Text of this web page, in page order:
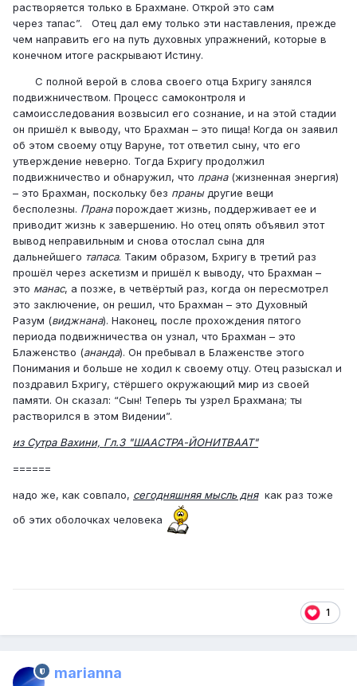
растворяется только в Брахмане. Открой это сам
через тапас”. Отец дал ему только эти наставления, прежде
чем направить его на путь духовных упражнений, которые в
конечном итоге раскрывают Истину.
С полной верой в слова своего отца Бхригу занялся
подвижничеством. Процесс самоконтроля и
самоисследования возвысил его сознание, и на этой стадии
он пришёл к выводу, что Брахман – это пища! Когда он заявил
об этом своему отцу Варуне, тот ответил сыну, что его
утверждение неверно. Тогда Бхригу продолжил
подвижничество и обнаружил, что прана(жизненная энергия)
– это Брахман, поскольку без праныдругие вещи
бесполезны. Пранапорождает жизнь, поддерживает ее и
приводит жизнь к завершению. Но отец опять объявил этот
вывод неправильным и снова отослал сына для
дальнейшего тапаса. Таким образом, Бхригу в третий раз
прошёл через аскетизм и пришёл к выводу, что Брахман –
это манас, а позже, в четвёртый раз, когда он пересмотрел
это заключение, он решил, что Брахман – это Духовный
Разум (виджнана). Наконец, после прохождения пятого
периода подвижничества он узнал, что Брахман – это
Блаженство (ананда). Он пребывал в Блаженстве этого
Понимания и больше не ходил к своему отцу. Отец разыскал и
поздравил Бхригу, стёршего окружающий мир из своей
памяти. Он сказал: “Сын! Теперь ты узрел Брахмана; ты
растворился в этом Видении”.
из Сутра Вахини, Гл.3 "ШААСТРА-ЙОНИТВААТ"
======
надо же, как совпало, сегодняшняя мысль дня как раз тоже
об этих оболочках человека
1
marianna